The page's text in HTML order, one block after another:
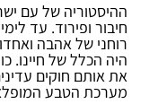
ההיסטוריה של עם
חיבור ופירוד. עד
רוחני של אהבה
היה הכלל של חיינו.
את אותם חוקים
מערכת הטבע